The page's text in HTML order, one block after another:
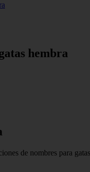
hembra
de nombres para